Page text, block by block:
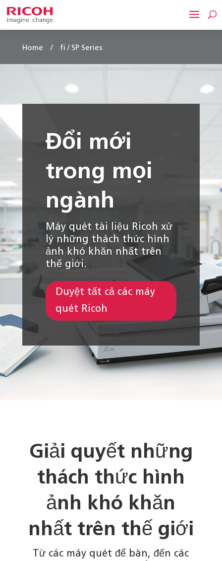
Home / fi / SP Series
Đổi mới
trong mọi
ngành
Máy quét tài liệu Ricoh xử
lý những thách thức hình
ảnh khó khăn nhất trên
thế giới.
Duyệt tất cả các máy
quét Ricoh
Giải quyết những
thách thức hình
ảnh khó khăn
nhất trên thế giới
Từ các máy quét để bàn, đến các